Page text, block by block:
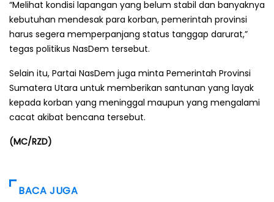
“Melihat kondisi lapangan yang belum stabil dan banyaknya
kebutuhan mendesak para korban, pemerintah provinsi
harus segera memperpanjang status tanggap darurat,”
tegas politikus NasDem tersebut.
Selain itu, Partai NasDem juga minta Pemerintah Provinsi
Sumatera Utara untuk memberikan santunan yang layak
kepada korban yang meninggal maupun yang mengalami
cacat akibat bencana tersebut.
(MC/RZD)
BACA JUGA